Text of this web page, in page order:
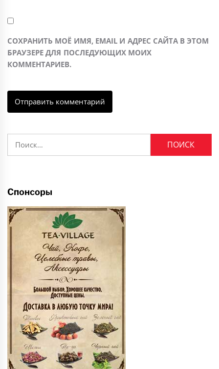
СОХРАНИТЬ МОЁ ИМЯ, EMAIL И АДРЕС САЙТА В ЭТОМ
БРАУЗЕРЕ ДЛЯ ПОСЛЕДУЮЩИХ МОИХ
КОММЕНТАРИЕВ.
Спонсоры